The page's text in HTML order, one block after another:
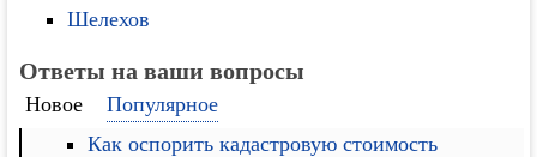
Шелехов
Ответы на ваши вопросы
Новое
Популярное
Как оспорить кадастровую стоимость